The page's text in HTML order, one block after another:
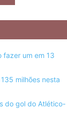
fazer um em 13
milhões nesta
do gol do Atlético-